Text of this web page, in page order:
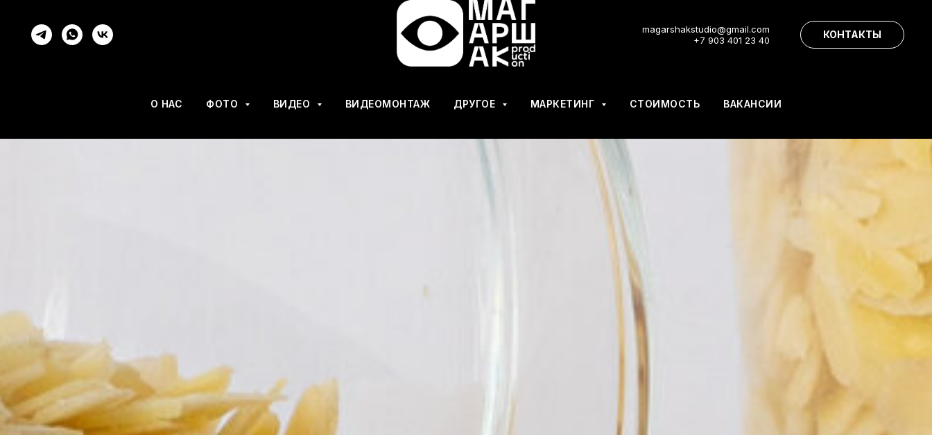
magarshakstudio@gmail.com
+7 903 401 23 40
КОНТАКТЫ
О НАС ФОТО ВИДЕО ВИДЕОМОНТАЖ ДРУГОЕ МАРКЕТИНГ СТОИМОСТЬ ВАКАНСИИ